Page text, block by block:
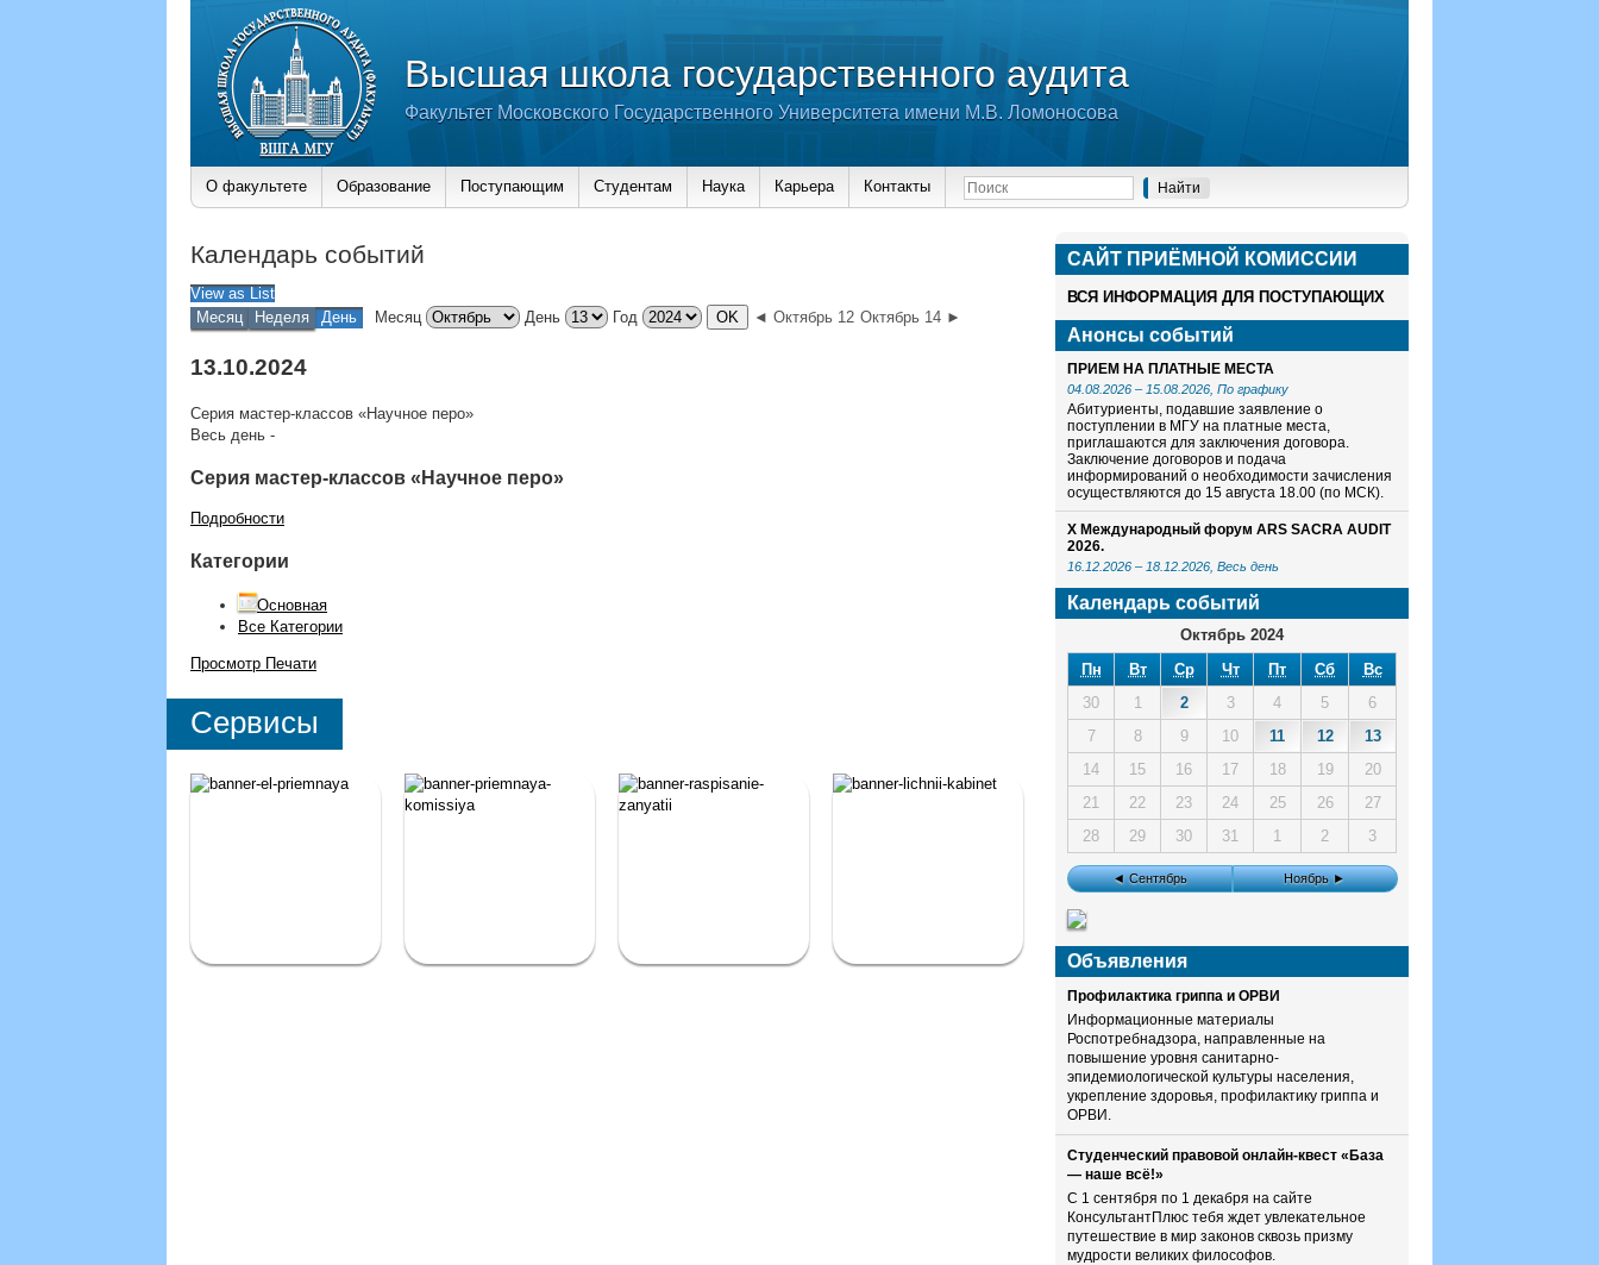
Высшая школа государственного аудита
Факультет Московского Государственного Университета имени М.В. Ломоносова
О факультете Образование Поступающим Студентам Наука Карьера Контакты
Календарь событий
View asList
Месяц
Неделя День Месяц День Год ◄ Октябрь 12 Октябрь 14 ►
13.10.2024
Серия мастер-классов «Научное перо»
Весь день -
Серия мастер-классов «Научное перо»
Подробности
Категории
Основная
Все Категории
Просмотр Печати
Сервисы
САЙТ ПРИЁМНОЙ КОМИСCИИ
ВСЯ ИНФОРМАЦИЯ ДЛЯ ПОСТУПАЮЩИХ
Анонсы событий
ПРИЕМ НА ПЛАТНЫЕ МЕСТА
04.08.2026 – 15.08.2026 , По графику
Абитуриенты, подавшие заявление о
поступлении в МГУ на платные места,
приглашаются для заключения договора.
Заключение договоров и подача
информирований о необходимости зачисления
осуществляются до 15 августа 18.00 (по МСК).
X Международный форум ARS SACRA AUDIT
2026.
16.12.2026 – 18.12.2026 , Весь день
Календарь событий
Октябрь 2024
Пн
Вт Ср Чт Пт Сб
Вс
30
1 2 3 4 5
6
7
8 9 10 11 12
13
14
15 16 17 18 19
20
21
22 23 24 25 26
27
28
29 30 31 1 2 3
◄ Сентябрь Ноябрь ►
Объявления
Профилактика гриппа и ОРВИ
Информационные материалы
Роспотребнадзора, направленные на
повышение уровня санитарно-
эпидемиологической культуры населения,
укрепление здоровья, профилактику гриппа и
ОРВИ.
Студенческий правовой онлайн-квест «База
— наше всё!»
С 1 сентября по 1 декабря на сайте
КонсультантПлюс тебя ждет увлекательное
путешествие в мир законов сквозь призму
мудрости великих философов.